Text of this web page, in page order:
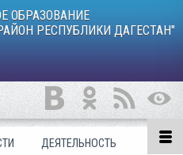
ОБРАЗОВАНИЕ
РЕСПУБЛИКИ ДАГЕСТАН"
ДЕЯТЕЛЬНОСТЬ